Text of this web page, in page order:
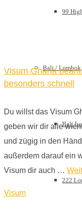
99
Bali / Lombok
Bali
222
Visum Ghana
besonders schnell
Du willst das Visum
geben wir dir alle
und zügig in den
außerdem darauf ein
Visum dir auch …
Visum